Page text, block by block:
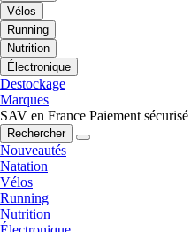
Vélos
Running
Nutrition
Électronique
Destockage
Marques
SAV en France Paiement sécurisé
Rechercher
Nouveautés
Natation
Vélos
Running
Nutrition